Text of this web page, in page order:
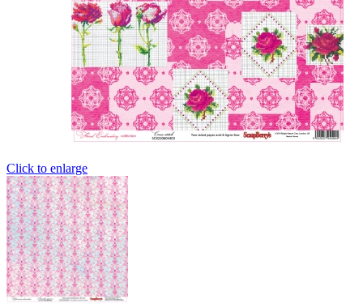
Click to enlarge